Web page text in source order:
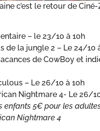
c’est le retour de Ciné-
– le 23/10 à 10h
de la jungle 2 – Le 24/10
de CowBoy et
– Le 26/10 à 10h
Nightmare 4- Le 26/
enfants 5€ pour les
Nightmare 4